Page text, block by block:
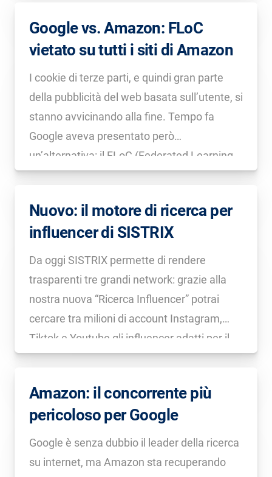
Google vs. Amazon: FLoC
vietato su tutti i siti di Amazon
I cookie di terze parti, e quindi gran parte
della pubblicità del web basata sull’utente, si
stanno avvicinando alla fine. Tempo fa
Google aveva presentato però
un’alternativa: il FLoC (Federated Learning
of Cohorts) dovrebbe raggruppare gli utenti
renderli pubblicizzabili. Così facendo, Google
spera di […]
Nuovo: il motore di ricerca per
influencer di SISTRIX
Da oggi SISTRIX permette di rendere
trasparenti tre grandi network: grazie alla
nostra nuova “Ricerca Influencer” potrai
cercare tra milioni di account Instagram,
Tiktok e Youtube gli influencer adatti per il
tuo brand.
Amazon: il concorrente più
pericoloso per Google
Google è senza dubbio il leader della ricerca
su internet, ma Amazon sta recuperando